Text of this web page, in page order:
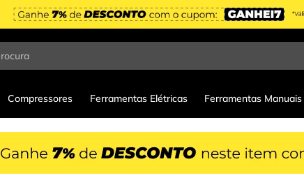
Compressores Ferramentas Elétricas Ferramentas Manuais